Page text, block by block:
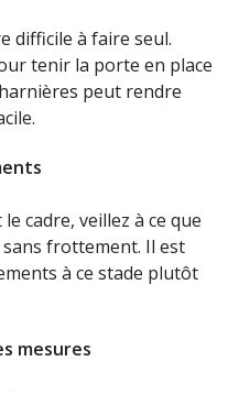
difficile à faire seul.
tenir la porte en place
peut rendre
cadre, veillez à ce que
sans frottement. Il est
à ce stade plutôt
mesures